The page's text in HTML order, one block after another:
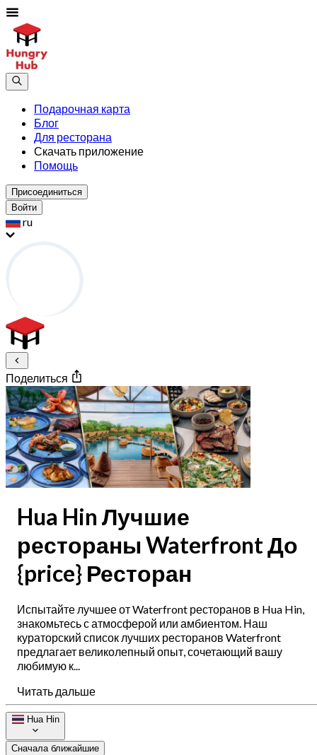
Подарочная карта
Блог
Для ресторана
Скачать приложение
Помощь
Присоединиться
Войти
ru
Поделиться
Hua Hin Лучшие
рестораны Waterfront До
{price} Ресторан
Испытайте лучшее от Waterfront ресторанов в Hua Hin,
знакомьтесь с атмосферой или амбиентом. Наш
кураторский список лучших ресторанов Waterfront
предлагает великолепный опыт, сочетающий вашу
любимую к...
Читать дальше
Hua Hin
Сначала ближайшие